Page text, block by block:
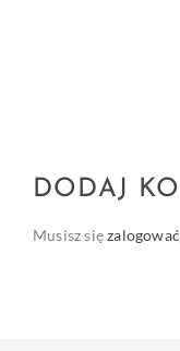
DODAJ
Musisz sięzalogować